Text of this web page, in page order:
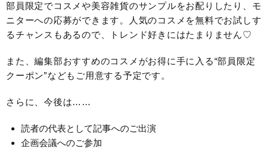
部員限定でコスメや美容雑貨のサンプルをお配りしたり、モ
ニターへの応募ができます。人気のコスメを無料でお試しす
るチャンスもあるので、トレンド好きにはたまりません♡
また、編集部おすすめのコスメがお得に手に入る“部員限定
クーポン”などもご用意する予定です。
さらに、今後は……
読者の代表として記事へのご出演
企画会議へのご参加